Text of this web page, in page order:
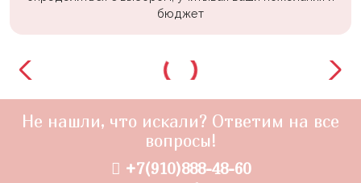
бюджет
Не нашли, что искали? Ответим на все
вопросы!
+7(910)888-48-60